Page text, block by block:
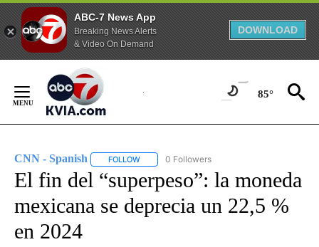
ABC-7 News App
Breaking News Alerts
& Video On Demand
DOWNLOAD
Content
85°
CNN - Spanish FOLLOW FOLLOW "CNN - SPANISH" TO RECEIVE
0 Followers
El fin del “superpeso”: la moneda
mexicana se deprecia un 22,5 %
en 2024